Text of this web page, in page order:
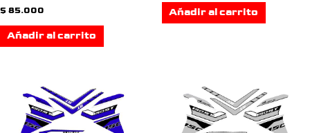
$ 85.000
Añadir al carrito
Añadir al carrito